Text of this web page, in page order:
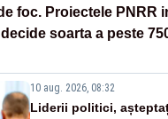
foc. Proiectele PNRR
soarta a peste
10 aug. 2026, 08:32
Liderii politici,